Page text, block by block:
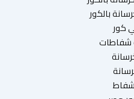
بالكور
كور
شفاطات